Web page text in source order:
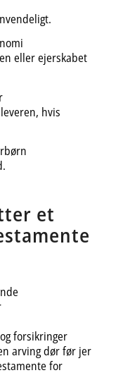
eller ejerskabet
hvis
et
forsikringer
arving dør før jer
for